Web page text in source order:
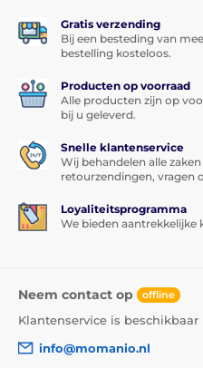
scherm perfect
tegen
het tegelijkertijdperfecte
het de gevoeligheid van
Geen vingerafdrukken
Galaxy J3 2018 is voorzien
laag dievetten en vuil
smartphone blijft zo vrij
die er normaal gesproken
Dun maar sterk
beschermende
Samsung Galaxy J3 2018
Dit betekent dat u het op
Gratis verzending
Bij een besteding van
bestelling kosteloos.
Producten op voorraad
Alle producten zijn op
bij u geleverd.
Snelle klantenservice
Wij behandelen alle
retourzendingen, vragen
Loyaliteitsprogramma
We bieden
Neem contact op offline
Klantenservice is beschikbaar
info@momanio.nl